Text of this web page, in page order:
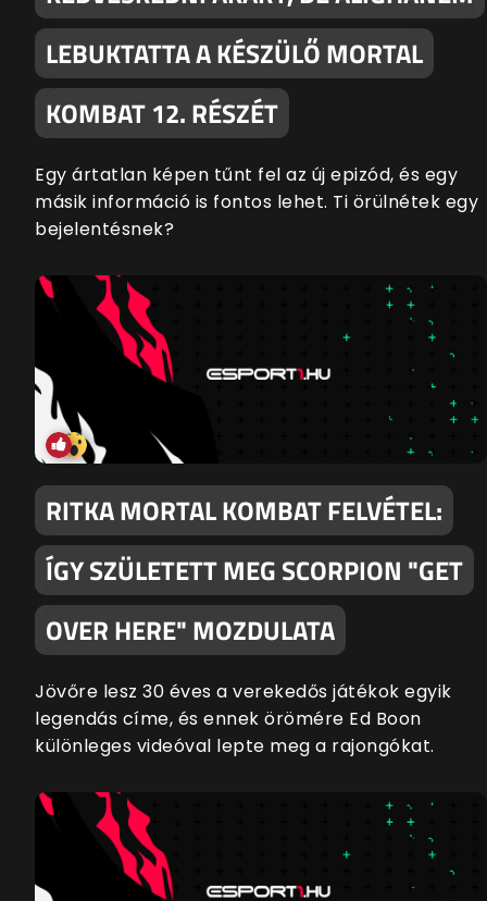
LEBUKTATTA A KÉSZÜLŐ MORTAL
KOMBAT 12. RÉSZÉT
Egy ártatlan képen tűnt fel az új epizód, és egy
másik információ is fontos lehet. Ti örülnétek egy
bejelentésnek?
RITKA MORTAL KOMBAT FELVÉTEL:
ÍGY SZÜLETETT MEG SCORPION "GET
OVER HERE" MOZDULATA
Jövőre lesz 30 éves a verekedős játékok egyik
legendás címe, és ennek örömére Ed Boon
különleges videóval lepte meg a rajongókat.